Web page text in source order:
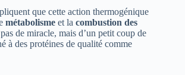
que cette action thermogénique
métabolisme et la combustion des
de miracle, mais d’un petit coup de
à des protéines de qualité comme